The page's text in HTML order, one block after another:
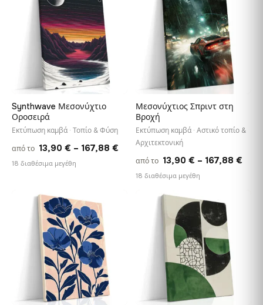
Synthwave Μεσονύχτιο
Οροσειρά
Εκτύπωση καμβά · Τοπίο & Φύση
από το 13,90 € – 167,88 € Price
range:
13,90 €
18 διαθέσιμα μεγέθη
Μεσονύχτιος Σπριντ στη
Βροχή
Εκτύπωση καμβά · Αστικό τοπίο &
Αρχιτεκτονική
από το 13,90 € – 167,88 €
18 διαθέσιμα μεγέθη